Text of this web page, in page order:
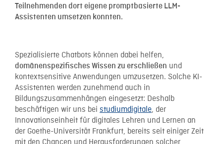
Teilnehmenden dort eigene promptbasierte LLM-
Assistenten umsetzen konnten.
Spezialisierte Chatbots können dabei helfen,
domänenspezifisches Wissen zu erschließen und
kontextsensitive Anwendungen umzusetzen. Solche KI-
Assistenten werden zunehmend auch in
Bildungszusammenhängen eingesetzt: Deshalb
beschäftigen wir uns bei studiumdigitale, der
Innovationseinheit für digitales Lehren und Lernen an
der Goethe-Universität Frankfurt, bereits seit einiger Zeit